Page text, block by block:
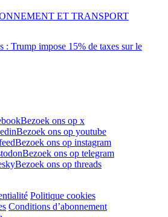
: Trump impose 15% de taxes sur le
ET TRANSPORT
Bezoek ons op x
Bezoek ons op youtube
Bezoek ons op instagram
Bezoek ons op telegram
Bezoek ons op threads
Politique cookies
Conditions d’abonnement